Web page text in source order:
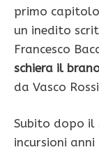
primo
un inedito
Francesco
schiera il
da Vasco
Subito dopo il
incursioni anni